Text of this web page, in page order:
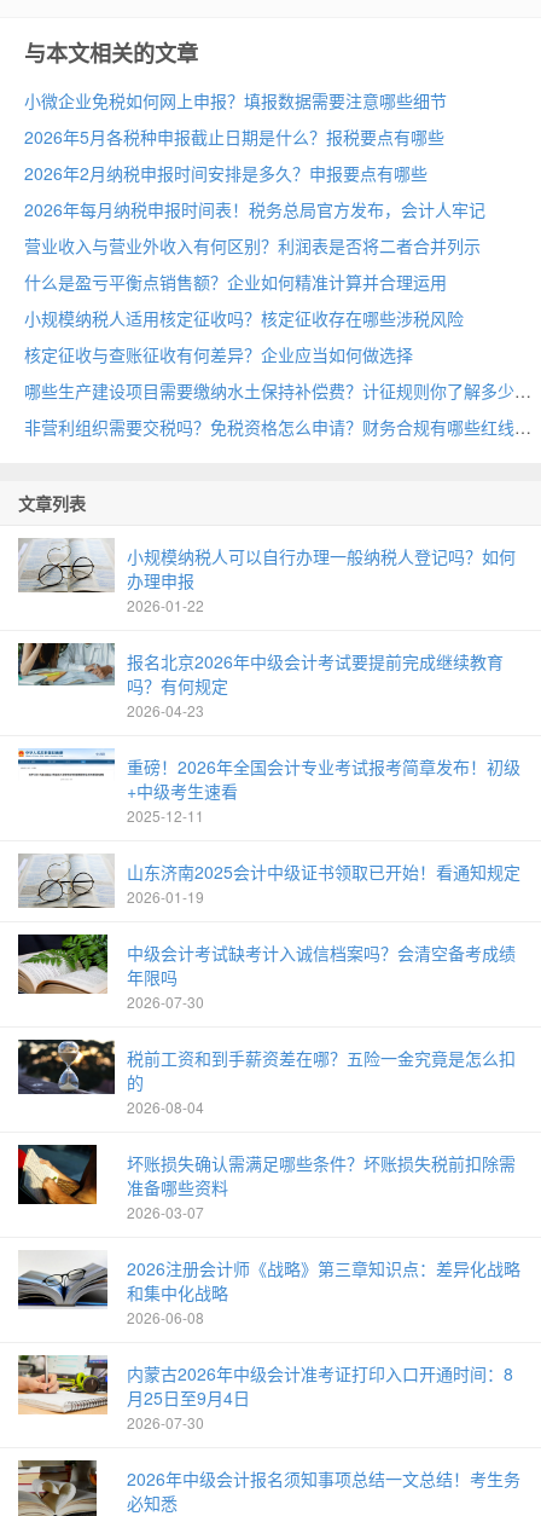
与本文相关的文章
小微企业免税如何网上申报？填报数据需要注意哪些细节
2026年5月各税种申报截止日期是什么？报税要点有哪些
2026年2月纳税申报时间安排是多久？申报要点有哪些
2026年每月纳税申报时间表！税务总局官方发布，会计人牢记
营业收入与营业外收入有何区别？利润表是否将二者合并列示
什么是盈亏平衡点销售额？企业如何精准计算并合理运用
小规模纳税人适用核定征收吗？核定征收存在哪些涉税风险
核定征收与查账征收有何差异？企业应当如何做选择
哪些生产建设项目需要缴纳水土保持补偿费？计征规则你了解多少
非营利组织需要交税吗？免税资格怎么申请？财务合规有哪些红线
文章列表
小规模纳税人可以自行办理一般纳税人登记吗？如何
办理申报
2026-01-22
报名北京2026年中级会计考试要提前完成继续教育
吗？有何规定
2026-04-23
重磅！2026年全国会计专业考试报考简章发布！初级
+中级考生速看
2025-12-11
山东济南2025会计中级证书领取已开始！看通知规定
2026-01-19
中级会计考试缺考计入诚信档案吗？会清空备考成绩
年限吗
2026-07-30
税前工资和到手薪资差在哪？五险一金究竟是怎么扣
的
2026-08-04
坏账损失确认需满足哪些条件？坏账损失税前扣除需
准备哪些资料
2026-03-07
2026注册会计师《战略》第三章知识点：差异化战略
和集中化战略
2026-06-08
内蒙古2026年中级会计准考证打印入口开通时间：8
月25日至9月4日
2026-07-30
2026年中级会计报名须知事项总结一文总结！考生务
必知悉